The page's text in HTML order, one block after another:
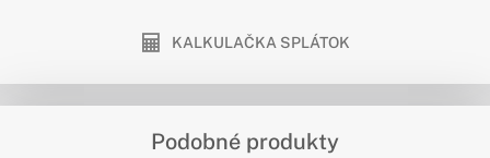
KALKULAČKA SPLÁTOK
Podobné produkty